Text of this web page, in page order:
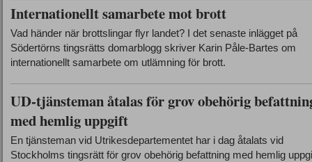
Internationellt samarbete mot brott
Vad händer när brottslingar flyr landet? I det senaste inlägget på
Södertörns tingsrätts domarblogg skriver Karin Påle-Bartes om
internationellt samarbete om utlämning för brott.
UD-tjänsteman åtalas för grov obehörig
med hemlig uppgift
En tjänsteman vid Utrikesdepartementet har i dag åtalats vid
Stockholms tingsrätt för grov obehörig befattning med hemlig